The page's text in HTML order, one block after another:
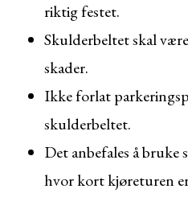
riktig festet.
Skulderbeltet skal
skader.
Ikke forlat
skulderbeltet.
Det anbefales å
hvor kort kjøreturen